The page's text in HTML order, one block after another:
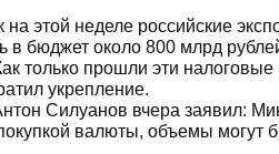
на этой неделе российские
в бюджет около 800 млрд
только прошли эти налоговые
укрепление.
Силуанов вчера заявил:
валюты, объемы могут